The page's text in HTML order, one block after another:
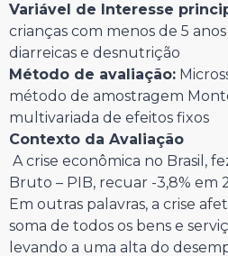
Variável de Interesse
crianças com menos de 5
diarreicas e desnutrição
Método de avaliação:
método de amostragem
multivariada de efeitos fixos
Contexto da Avaliação
A crise econômica no Brasil,
Bruto – PIB, recuar -3,8% em
Em outras palavras, a crise
soma de todos os bens e
levando a uma alta do